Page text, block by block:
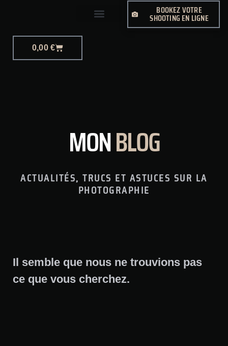
BOOKEZ VOTRE
SHOOTING EN LIGNE
0,00 €
MONBLOG
ACTUALITÉS, TRUCS ET ASTUCES SUR LA
PHOTOGRAPHIE
Il semble que nous ne trouvions pas
ce que vous cherchez.